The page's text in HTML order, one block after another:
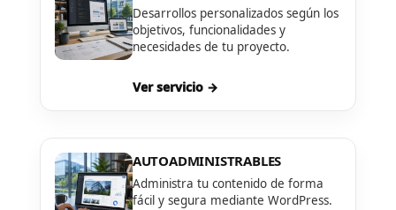
Desarrollos personalizados según los
objetivos, funcionalidades y
necesidades de tu proyecto.
Ver servicio →
AUTOADMINISTRABLES
Administra tu contenido de forma
fácil y segura mediante WordPress.